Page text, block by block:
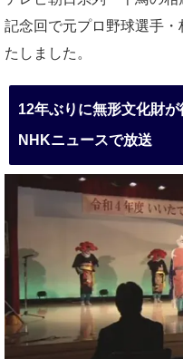
記念回で元プロ野球選手
たしました。
12年ぶりに無形文化財が
NHKニュースで放送